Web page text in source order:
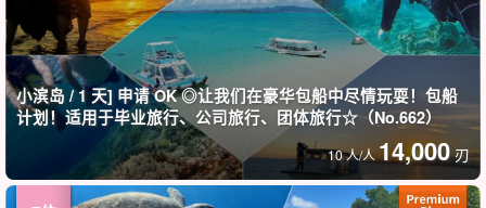
小滨岛 / 1 天] 申请 OK ◎让我们在豪华包船中尽情玩耍！包船
计划！适用于毕业旅行、公司旅行、团体旅行☆（No.662）
10 人/人 14,000 刃